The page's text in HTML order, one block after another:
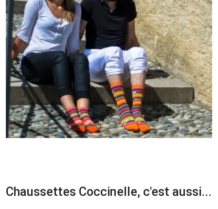
Chaussettes Coccinelle, c'est aussi...